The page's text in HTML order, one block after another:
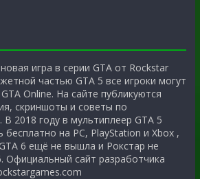
игра в серии GTA от Rockstar
частью GTA 5 все игроки могут
Online. На сайте публикуются
скриншоты и советы по
2018 году в мультиплеер GTA 5
на PC, PlayStation и Xbox ,
6 ещё не вышла и Рокстар не
Официальный сайт разработчика